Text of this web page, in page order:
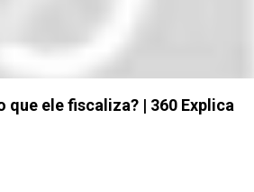
que ele fiscaliza? | 360 Explica